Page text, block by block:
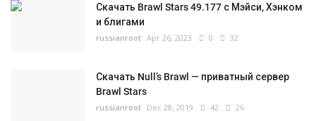
Скачать Brawl Stars 49.177 с Мэйси, Хэнком
и блигами
russianroot Apr 26, 2023 0 32
Скачать Null’s Brawl — приватный сервер
Brawl Stars
russianroot Dec 28, 2019 42 26